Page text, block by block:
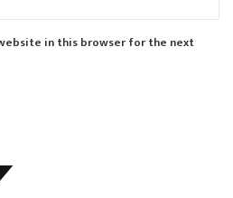
in this browser for the next